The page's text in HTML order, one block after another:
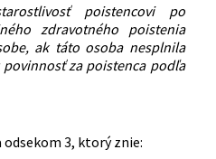
poistencovi po
zdravotného poistenia
ak táto osoba nesplnila
povinnosť za poistenca podľa
odsekom 3, ktorý znie: